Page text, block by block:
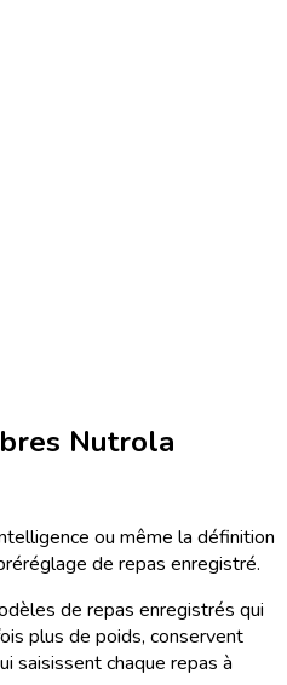
Nutrola
ou même la définition
de repas enregistré.
de repas enregistrés qui
plus de poids, conservent
saisissent chaque repas à